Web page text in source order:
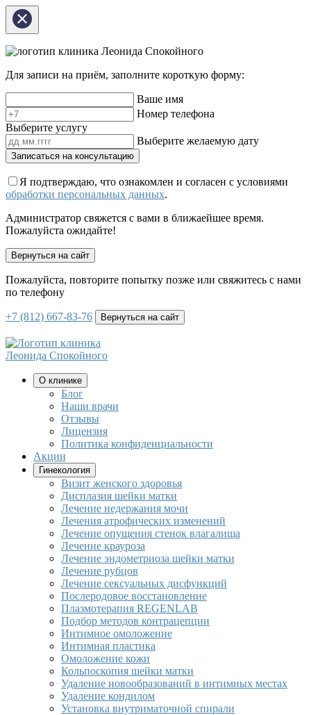
клиника Леонида Спокойного
Для записи на приём, заполните короткую форму:
Ваше имя
Номер телефона
Выберите услугу
Выберите желаемую дату
Записаться на консультацию
Я подтверждаю, что ознакомлен и согласен с условиями
обработки персональных данных.
Администратор свяжется с вами в ближаейшее время.
Пожалуйста ожидайте!
Вернуться на сайт
Пожалуйста, повторите попытку позже или свяжитесь с нами
по телефону
+7 (812) 667-83-76 Вернуться на сайт
клиника
Леонида Спокойного
О клинике
Блог
Наши врачи
Отзывы
Лицензия
Политика конфиденциальности
Акции
Гинекология
Визит женского здоровья
Дисплазия шейки матки
Лечение недержания мочи
Лечения атрофических изменений
Лечение опущения стенок влагалища
Лечение крауроза
Лечение эндометриоза шейки матки
Лечение рубцов
Лечение сексуальных дисфункций
Послеродовое восстановление
Плазмотерапия REGENLAB
Подбор методов контрацепции
Интимное омоложение
Интимная пластика
Омоложение кожи
Кольпоскопия шейки матки
Удаление новообразований в интимных местах
Удаление кондилом
Установка внутриматочной спирали